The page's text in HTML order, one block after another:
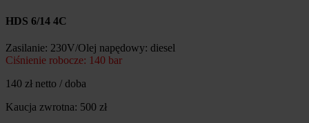
HDS 6/14 4C
Zasilanie: 230V/Olej napędowy: diesel
Ciśnienie robocze: 140 bar
140 zł netto / doba
Kaucja zwrotna: 500 zł